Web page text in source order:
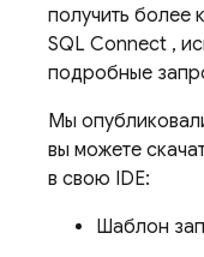
получить более
SQL Connect ,
подробные
Мы
вы можете
в свою IDE:
Шаблон